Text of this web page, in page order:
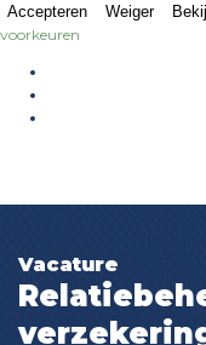
Accepteren Weiger
voorkeuren
Vacature